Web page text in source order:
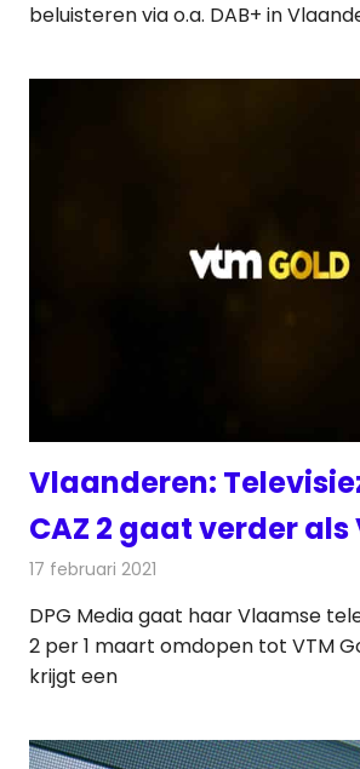
beluisteren via o.a. DAB+ in
Vlaanderen:
CAZ 2 gaat verder als
17 februari 2021
DPG Media gaat haar Vlaamse
2 per 1 maart omdopen tot VTM
krijgt een